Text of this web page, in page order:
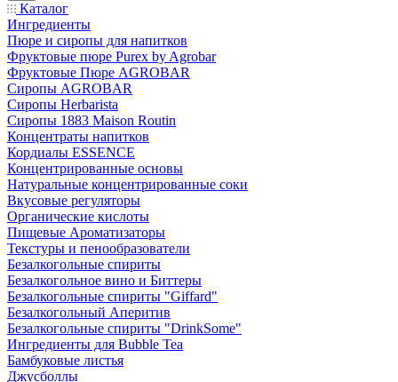
Каталог
Ингредиенты
Пюре и сиропы для напитков
Фруктовые пюре Purex by Agrobar
Фруктовые Пюре AGROBAR
Сиропы AGROBAR
Сиропы Herbarista
Сиропы 1883 Maison Routin
Концентраты напитков
Кордиалы ESSENCE
Концентрированные основы
Натуральные концентрированные соки
Вкусовые регуляторы
Органические кислоты
Пищевые Ароматизаторы
Текстуры и пенообразователи
Безалкогольные спириты
Безалкогольное вино и Биттеры
Безалкогольные спириты "Giffard"
Безалкогольный Аперитив
Безалкогольные спириты "DrinkSome"
Ингредиенты для Bubble Tea
Бамбуковые листья
Джусболлы